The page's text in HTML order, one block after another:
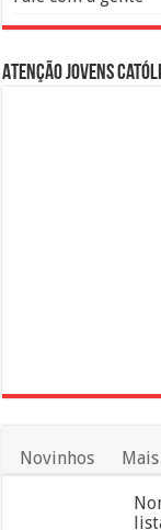
Atenção Jovens
Novinhos